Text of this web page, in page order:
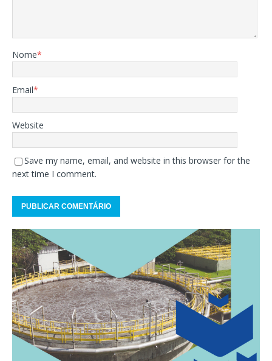
Nome*
Email*
Website
Save my name, email, and website in this browser for the
next time I comment.